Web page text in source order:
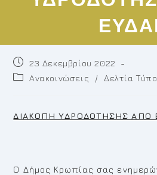
Post
published:
23 Δεκεμβρίου 2022
PostΑνακοινώσεις / Δελτία
ΔΙΑΚΟΠΗ ΥΔΡΟΔΟΤΗΣΗΣ ΑΠΟ
Ο Δήμος Κρωπίας σας